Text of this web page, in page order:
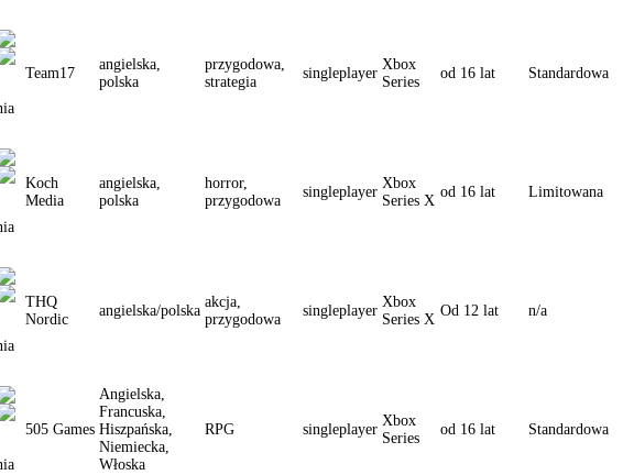
Team17
angielska,
polska
przygodowa,
strategia
singleplayer
Xbox
Series
od 16 lat Standardowa
Koch
Media
angielska,
polska
horror,
przygodowa
singleplayer
Xbox
Series X
od 16 lat Limitowana
THQ
Nordic
angielska/polska
akcja,
przygodowa
singleplayer
Xbox
Series X
Od 12 lat n/a
505 Games
Angielska,
Francuska,
Hiszpańska,
Niemiecka,
Włoska
RPG singleplayer
Xbox
Series
od 16 lat Standardowa